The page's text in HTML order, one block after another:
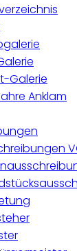
Galerie
Anklam